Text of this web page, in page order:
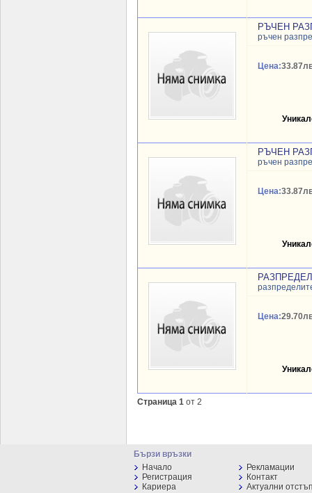
РЪЧЕН
ръчен
Цена:
РЪЧЕН
ръчен
Цена:
Цена:
Страница 1 от 2
Бързи връзки
Начало
Рекламации
Регистрация
Контакт
Кариера
Актуални